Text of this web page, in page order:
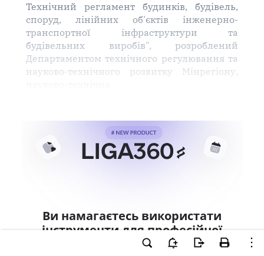
Технічний регламент будинків, будівель,
споруд, лінійних об'єктів інженерно-
транспортної інфраструктури та
будівельних виробів", розроблений
Департаментом технічного регулювання та
науково-технічного розвитку Мінрегіону,
Ви намагаєтесь використати
інструменти для професійної
роботи з документом.